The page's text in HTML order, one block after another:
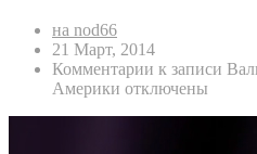
на nod66
21 Март, 2014
Комментарии к записи
Америки отключены